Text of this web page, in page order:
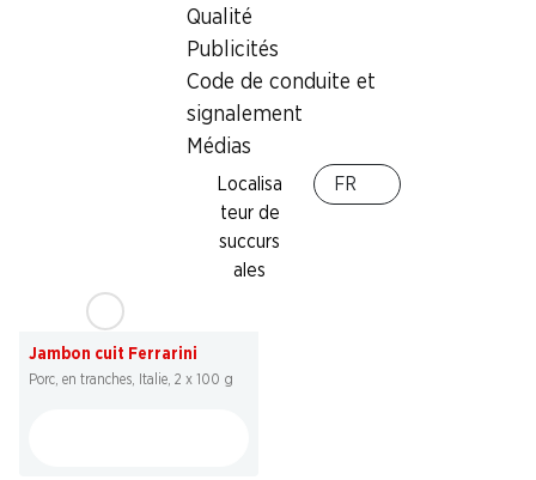
Qualité
Publicités
Code de conduite et
signalement
Médias
Localisa
teur de
succurs
ales
FR
marinées, porc, Suisse, 2 x env. 100
29%
au lieu de 9.90
Jambon cuit Ferrarini
Porc, en tranches, Italie, 2 x 100 g